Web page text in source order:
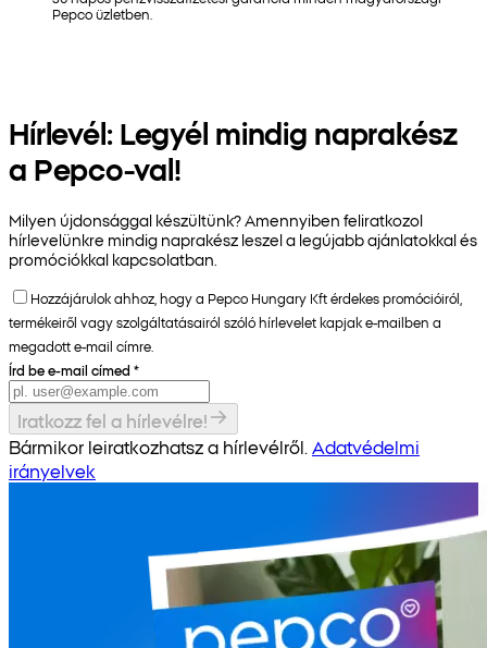
Pepco üzletben.
Hírlevél: Legyél mindig naprakész
a Pepco-val!
Milyen újdonsággal készültünk? Amennyiben feliratkozol
hírlevelünkre mindig naprakész leszel a legújabb ajánlatokkal és
promóciókkal kapcsolatban.
Hozzájárulok ahhoz, hogy a Pepco Hungary Kft érdekes promócióiról,
termékeiről vagy szolgáltatásairól szóló hírlevelet kapjak e-mailben a
megadott e-mail címre.
Írd be e-mail címed *
Iratkozz fel a hírlevélre!
Bármikor leiratkozhatsz a hírlevélről. Adatvédelmi
irányelvek